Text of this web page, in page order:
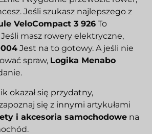
Jeśli szukasz najlepszego z
VeloCompact 3 926 To
masz rowery elektryczne,
Jest na to gotowy. A jeśli nie
spraw, Logika Menabo
okazał się przydatny,
się z innymi artykułami
i akcesoria samochodowe na
.